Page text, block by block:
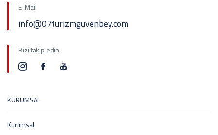
E-Mail
info@07turizmguvenbey.com
Bizi takip edin
KURUMSAL
Kurumsal